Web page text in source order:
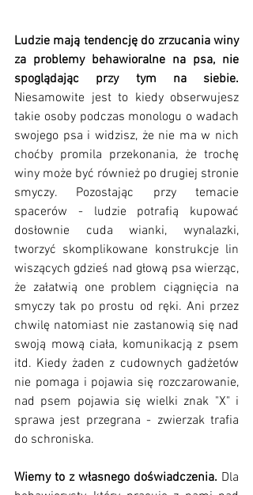
Ludzie mają tendencję do zrzucania winy
za problemy behawioralne na psa, nie
Niesamowite jest to kiedy obserwujesz
takie osoby podczas monologu o wadach
swojego psa i widzisz, że nie ma w nich
choćby promila przekonania, że trochę
winy może być również po drugiej stronie
smyczy. Pozostając przy temacie
spacerów - ludzie potrafią kupować
dosłownie cuda wianki, wynalazki,
tworzyć skomplikowane konstrukcje lin
wiszących gdzieś nad głową psa wierząc,
że załatwią one problem ciągnięcia na
smyczy tak po prostu od ręki. Ani przez
chwilę natomiast nie zastanowią się nad
swoją mową ciała, komunikacją z psem
itd. Kiedy żaden z cudownych gadżetów
nie pomaga i pojawia się rozczarowanie,
nad psem pojawia się wielki znak "X" i
sprawa jest przegrana - zwierzak trafia
do schroniska.
Wiemy to z własnego doświadczenia. Dla